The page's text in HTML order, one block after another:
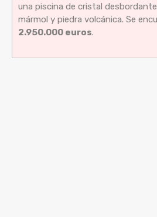
una piscina de cristal
mármol y piedra volcánica. Se
2.950.000 euros.